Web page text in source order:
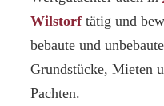
Wilstorftätig und
bebaute und unbebaute
Grundstücke, Mieten
Pachten.